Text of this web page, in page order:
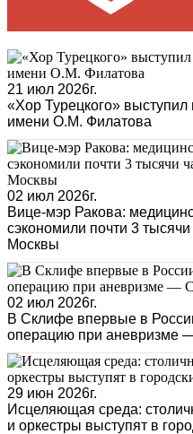
21 июл 2026г.
«Хор Турецкого»
имени О.М. Филатова
02 июл 2026г.
Вице-мэр Ракова:
сэкономили почти 3
Москвы
02 июл 2026г.
В Склифе впервые в
операцию при аневризме
29 июн 2026г.
Исцеляющая среда:
и оркестры выступят в